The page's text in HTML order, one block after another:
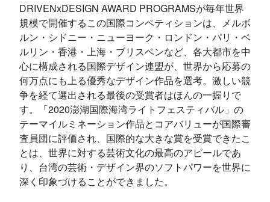
DRIVENxDESIGN AWARD PROGRAMSが毎年世界
規模で開催するこの国際コンペティションは、メルボ
ルン・シドニー・ニューヨーク・ロンドン・パリ・ベ
ルリン・香港・上海・ブリスベンなど、各大都市を中
心に構成される国際デザイン連盟が、世界から応募の
何万点にも上る優秀なデザイン作品を選考。激しい競
争を経て選出される最後の受賞者はほんの一握りで
す。「2020澎湖国際海湾ライトフェスティバル」の
テーマイルミネーション作品とコアバリューが国際審
査員団に評価され、国際的な大きな賞を受賞できたこ
とは、世界に対する芸術文化の最高のアピールであ
り、台湾の芸術・デザイン界のソフトパワーを世界に
深く印象づけることができました。